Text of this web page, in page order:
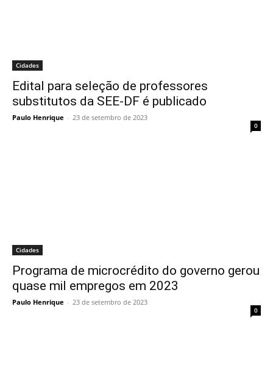
Cidades
Edital para seleção de professores
substitutos da SEE-DF é publicado
Paulo Henrique - 23 de setembro de 2023
0
Cidades
Programa de microcrédito do governo gerou
quase mil empregos em 2023
Paulo Henrique - 23 de setembro de 2023
0